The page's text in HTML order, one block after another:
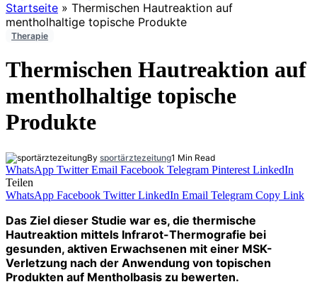
Startseite » Thermischen Hautreaktion auf
mentholhaltige topische Produkte
Therapie
Thermischen Hautreaktion auf
mentholhaltige topische
Produkte
By sportärztezeitung1 Min Read
WhatsApp Twitter Email Facebook Telegram Pinterest LinkedIn
Teilen
WhatsApp Facebook Twitter LinkedIn Email Telegram Copy Link
Das Ziel dieser Studie war es, die thermische
Hautreaktion mittels Infrarot-Thermografie bei
gesunden, aktiven Erwachsenen mit einer MSK-
Verletzung nach der Anwendung von topischen
Produkten auf Mentholbasis zu bewerten.